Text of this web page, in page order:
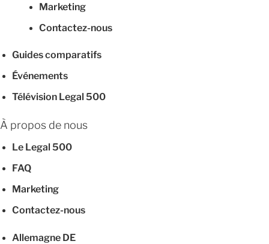
Marketing
Contactez-nous
Guides comparatifs
Événements
Télévision Legal 500
À propos de nous
Le Legal 500
FAQ
Marketing
Contactez-nous
Allemagne DE